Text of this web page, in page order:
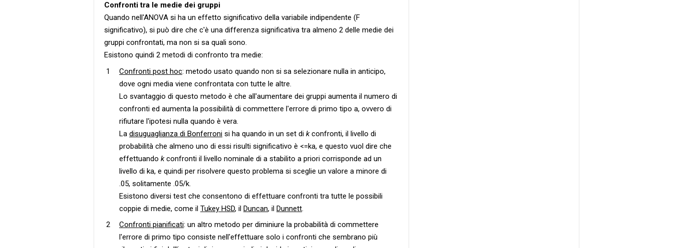
Confronti tra le medie dei gruppi
Quando nell'ANOVA si ha un effetto significativo della variabile indipendente (F
significativo), si può dire che c'è una differenza significativa tra almeno 2 delle medie dei
gruppi confrontati, ma non si sa quali sono.
Esistono quindi 2 metodi di confronto tra medie:
Confronti post hoc: metodo usato quando non si sa selezionare nulla in anticipo,
dove ogni media viene confrontata con tutte le altre.
Lo svantaggio di questo metodo è che all'aumentare dei gruppi aumenta il numero di
confronti ed aumenta la possibilità di commettere l'errore di primo tipo a, ovvero di
rifiutare l'ipotesi nulla quando è vera.
La disuguaglianza di Bonferroni si ha quando in un set di kconfronti, il livello di
probabilità che almeno uno di essi risulti significativo è <=ka, e questo vuol dire che
effettuando kconfronti il livello nominale di a stabilito a priori corrisponde ad un
livello di ka, e quindi per risolvere questo problema si sceglie un valore a minore di
.05, solitamente .05/k.
Esistono diversi test che consentono di effettuare confronti tra tutte le possibili
coppie di medie, come il Tukey HSD, il Duncan, il Dunnett
Confronti pianificati: un altro metodo per diminiure la probabilità di commettere
l'errore di primo tipo consiste nell'effettuare solo i confronti che sembrano più